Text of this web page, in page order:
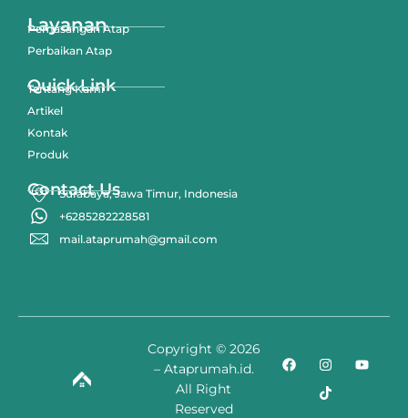
Layanan
Pemasangan Atap
Perbaikan Atap
Quick Link
Tentang Kami
Artikel
Kontak
Produk
Contact Us
Surabaya, Jawa Timur, Indonesia
+6285282228581
mail.ataprumah@gmail.com
Copyright © 2026
– Ataprumah.id.
All Right
Reserved